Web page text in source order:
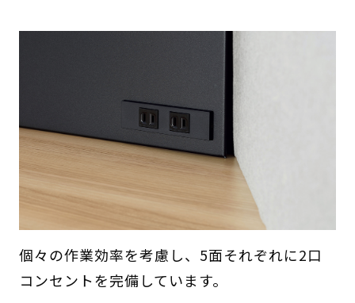
個々の作業効率を考慮し、5面それぞれに2口
コンセントを完備しています。